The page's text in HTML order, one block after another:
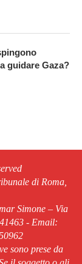
guidare Gaza?
di Roma,
Simone – Via
- Email:
sono prese da